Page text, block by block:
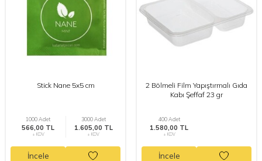
Stick Nane 5x5 cm
1000 Adet
566,00 TL
+ KDV
3000 Adet
1.605,00 TL
+ KDV
İncele
2 Bölmeli Film Yapıştırmalı Gıda
Kabı Şeffaf 23 gr
400 Adet
1.580,00 TL
+ KDV
İncele